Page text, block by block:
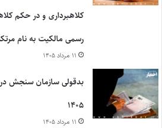
کلاهبرداری و در حکم
رسمی مالکیت به نام
۱۱ مرداد ۱۴۰۵
بدقولی سازمان سنجش در
۱۴۰۵
۱۱ مرداد ۱۴۰۵